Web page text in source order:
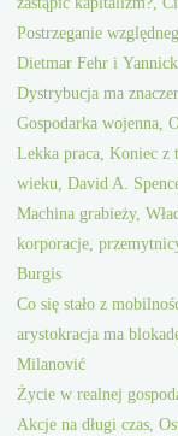
Postrzeganie
Dietmar Fehr i
Dystrybucja ma
Gospodarka wojenna,
Lekka praca, Koniec z
wieku, David A.
Machina grabieży,
korporacje,
Burgis
Co się stało z
arystokracja ma
Milanović
Życie w realnej
Akcje na długi czas,